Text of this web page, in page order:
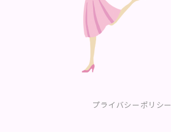
プライバシーポリシー